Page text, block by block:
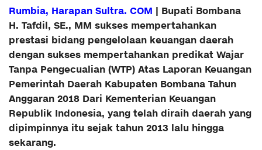
Rumbia, Harapan Sultra. COM | Bupati Bombana
H. Tafdil, SE., MM sukses mempertahankan
prestasi bidang pengelolaan keuangan daerah
dengan sukses mempertahankan predikat Wajar
Tanpa Pengecualian (WTP) Atas Laporan Keuangan
Pemerintah Daerah Kabupaten Bombana Tahun
Anggaran 2018 Dari Kementerian Keuangan
Republik Indonesia, yang telah diraih daerah yang
dipimpinnya itu sejak tahun 2013 lalu hingga
sekarang.